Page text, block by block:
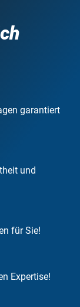
garantiert
und
für Sie!
Expertise!